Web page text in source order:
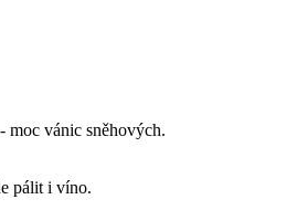
moc vánic sněhových.
pálit i víno.